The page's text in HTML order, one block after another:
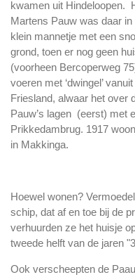
kwamen uit Hindeloopen.
Martens Pauw was daar
klein mannetje met een
grond, toen er nog geen
(voorheen Bercoperweg
voeren met ‘dwingel’
Friesland, alwaar het over
Pauw’s lagen (eerst) met
Prikkedambrug. 1917
in Makkinga.
Hoewel wonen?
schip, dat af en toe bij de
verhuurden ze het huisje
tweede helft van de jaren
Ook verscheepten de